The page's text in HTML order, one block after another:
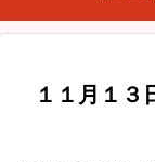
１１月１３